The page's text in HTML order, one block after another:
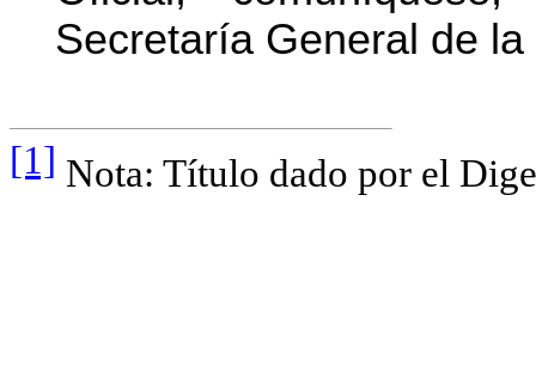
Secretaría General de
[1] Nota: Título dado por el